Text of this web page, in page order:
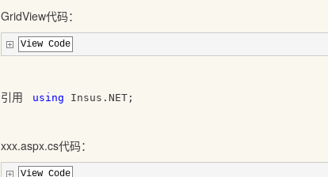
GridView代码：
View Code
引用 using Insus.NET;
xxx.aspx.cs代码：
View Code